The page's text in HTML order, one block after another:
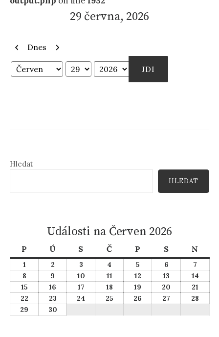
29 června, 2026
Předchozí
Dnes Další
Měsíc
Den
Rok
Hledat
HLEDAT
Události na Červen 2026
PPondělí
ÚÚterý SStředaČČtvrtek
PPátek SSobotaN
1
června,
2026
22
června,
2026
33
června,
2026
4
června,
2026
55
června,
2026
66
června,
2026
7
2026
88
června,
2026
9
června,
2026
1010
června,
2026
11
června,
2026
1212
června,
2026
13
června,
2026
1414
2026
1515
června,
2026
16
června,
2026
1717
června,
1818
června,
19
června,
20
června,
21
2222
června,
2323
června,
24 2525
26 27 28
29 3030